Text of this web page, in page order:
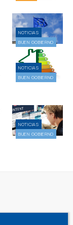
NOTICIAS
BUEN GOBIERNO
NOTICIAS
BUEN GOBIERNO
NOTICIAS
BUEN GOBIERNO